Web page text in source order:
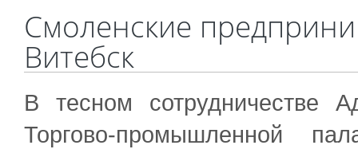
Смоленские
Витебск
В тесном сотрудничестве
Торгово-промышленной